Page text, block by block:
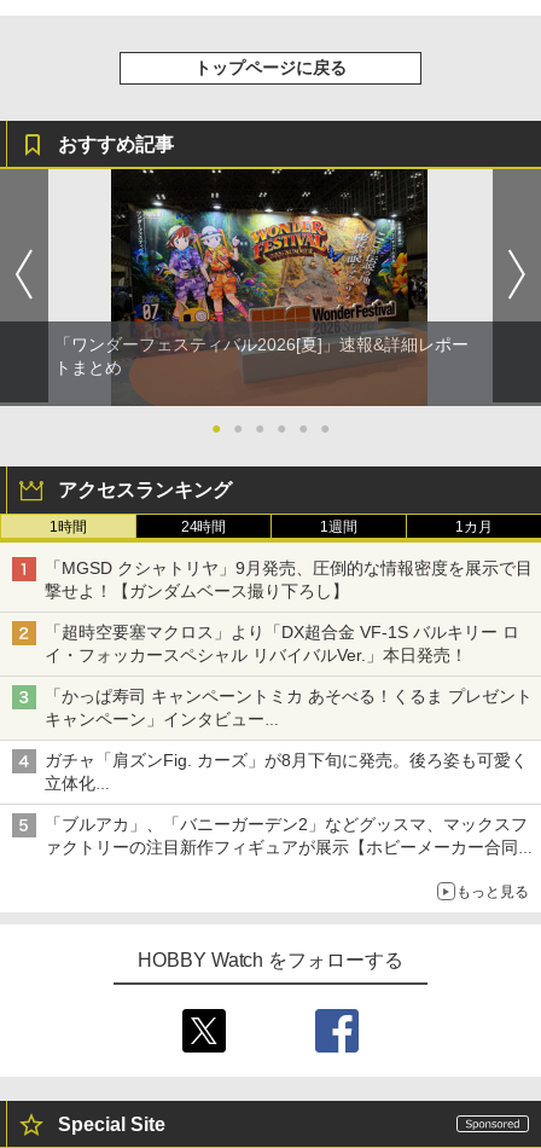
トップページに戻る
おすすめ記事
「ワンダーフェスティバル2026[夏]」速報&詳細レポー
トまとめ
● ● ● ● ● ●
アクセスランキング
1時間 24時間 1週間 1カ月
「MGSD クシャトリヤ」9月発売、圧倒的な情報密度を展示で目
撃せよ！【ガンダムベース撮り下ろし】
「超時空要塞マクロス」より「DX超合金 VF-1S バルキリー ロ
イ・フォッカースペシャル リバイバルVer.」本日発売！
「かっぱ寿司 キャンペーントミカ あそべる！くるま プレゼント
キャンペーン」インタビュー
子どもが楽しめるかっぱ寿司ならではの体験とコラボの楽しさを
追求
ガチャ「肩ズンFig. カーズ」が8月下旬に発売。後ろ姿も可愛く
立体化
ライトニング・マックィーンやメーターなど4種がラインナップ
「ブルアカ」、「バニーガーデン2」などグッスマ、マックスフ
ァクトリーの注目新作フィギュアが展示【ホビーメーカー合同展
もっと見る
HOBBY Watch をフォローする
Special Site